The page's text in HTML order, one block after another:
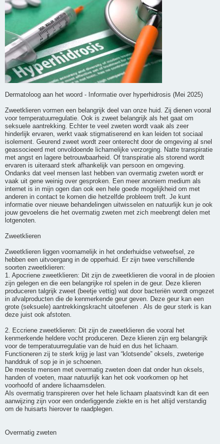
Dermatoloog aan het woord - Informatie over hyperhidrosis (Mei 2025)
Zweetklieren vormen een belangrijk deel van onze huid. Zij dienen vooral
voor temperatuurregulatie. Ook is zweet belangrijk als het gaat om
seksuele aantrekking. Echter te veel zweten wordt vaak als zeer
hinderlijk ervaren, werkt vaak stigmatiserend en kan leiden tot sociaal
isolement. Geurend zweet wordt zeer onterecht door de omgeving al snel
geassocieerd met onvoldoende lichamelijke verzorging. Natte transpiratie
met angst en lagere betrouwbaarheid. Of transpiratie als storend wordt
ervaren is uiteraard sterk afhankelijk van persoon en omgeving.
Ondanks dat veel mensen last hebben van overmatig zweten wordt er
vaak uit gene weinig over gesproken. Een meer anoniem medium als
internet is in mijn ogen dan ook een hele goede mogelijkheid om met
anderen in contact te komen die hetzelfde probleem treft. Je kunt
informatie over nieuwe behandelingen uitwisselen en natuurlijk kun je ook
jouw gevoelens die het overmatig zweten met zich meebrengt delen met
lotgenoten.
Zweetklieren
Zweetklieren liggen voornamelijk in het onderhuidse vetweefsel, ze
hebben een uitvoergang in de opperhuid. Er zijn twee verschillende
soorten zweetklieren:
1. Apocriene zweetklieren: Dit zijn de zweetklieren die vooral in de plooien
zijn gelegen en die een belangrijke rol spelen in de geur. Deze klieren
produceren talgrijk zweet (beetje vettig) wat door bacteriën wordt omgezet
in afvalproducten die de kenmerkende geur geven. Deze geur kan een
grote (seksuele) aantrekkingskracht uitoefenen . Als de geur sterk is kan
deze juist ook afstoten.
2. Eccriene zweetklieren: Dit zijn de zweetklieren die vooral het
kenmerkende heldere vocht produceren. Deze klieren zijn erg belangrijk
voor de temperatuurregulatie van de huid en dus het lichaam.
Functioneren zij te sterk krijg je last van “klotsende” oksels, zweterige
handdruk of sop je in je schoenen.
De meeste mensen met overmatig zweten doen dat onder hun oksels,
handen of voeten, maar natuurlijk kan het ook voorkomen op het
voorhoofd of andere lichaamsdelen.
Als overmatig transpireren over het hele lichaam plaatsvindt kan dit een
aanwijzing zijn voor een onderliggende ziekte en is het altijd verstandig
om de huisarts hierover te raadplegen.
Overmatig zweten